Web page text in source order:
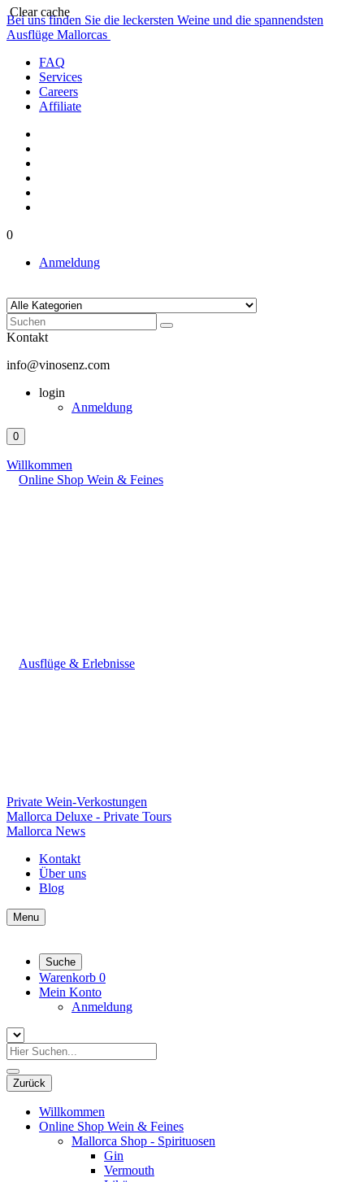
Bei uns finden Sie die leckersten Weine und die spannendsten
Ausflüge Mallorcas
FAQ
Services
Careers
Affiliate
0
Anmeldung
Kontakt
info@vinosenz.com
login
Anmeldung
0
Willkommen
Online Shop Wein & Feines
Ausflüge & Erlebnisse
Private Wein-Verkostungen
Mallorca Deluxe - Private Tours
Mallorca News
Kontakt
Über uns
Blog
Menu
Suche
Warenkorb 0
Mein Konto
Anmeldung
Zurück
Willkommen
Online Shop Wein & Feines
Mallorca Shop - Spirituosen
Gin
Vermouth
Clear cache